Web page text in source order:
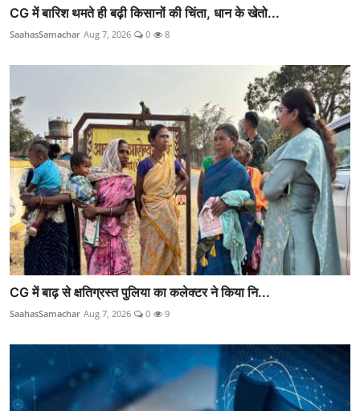
CG में बारिश थमते ही बढ़ी किसानों की चिंता, धान के खेतो...
SaahasSamachar Aug 7, 2026 0 8
CG में बाढ़ से क्षतिग्रस्त पुलिया का कलेक्टर ने किया नि...
SaahasSamachar Aug 7, 2026 0 9